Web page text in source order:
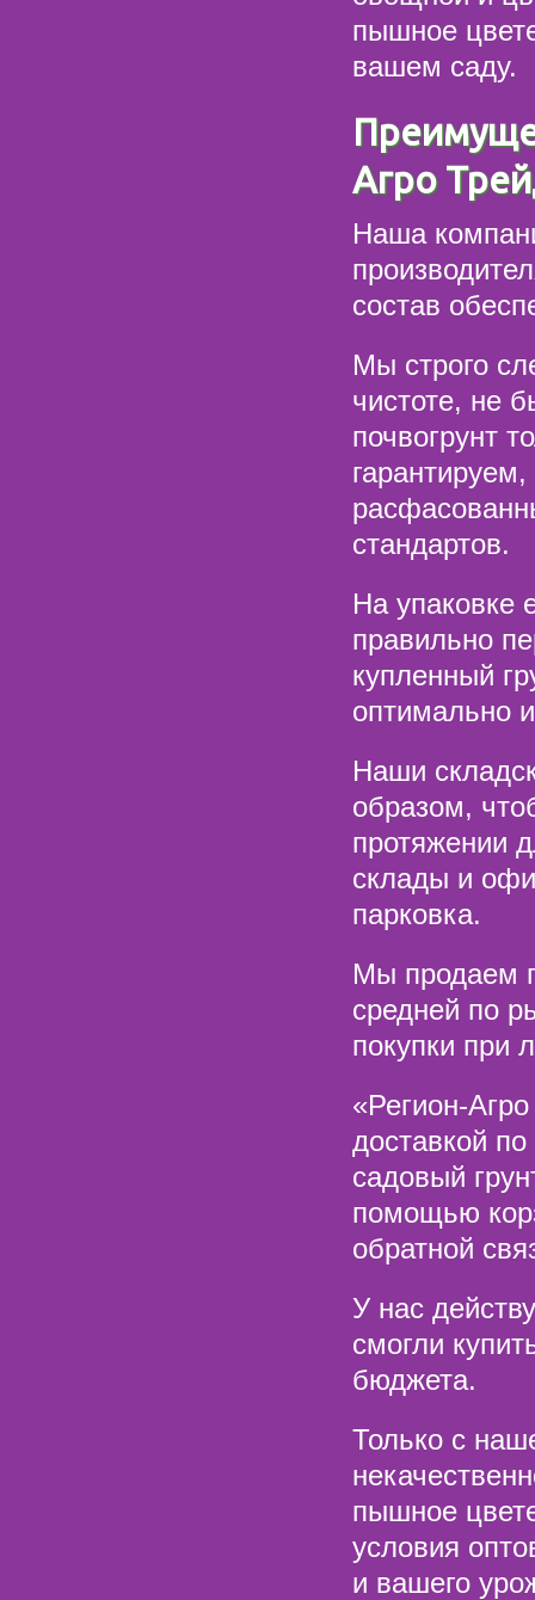
пышное
вашем саду.
Агро
Наша
состав
Мы строго
чистоте, не
почвогрунт
стандартов.
На упаковке
правильно
купленный
оптимально
Наши
образом,
протяжении
склады и
парковка.
Мы продаем
средней по
покупки при
«Регион-
доставкой
садовый
помощью
обратной
У нас
смогли
бюджета.
Только с
пышное
условия
и вашего